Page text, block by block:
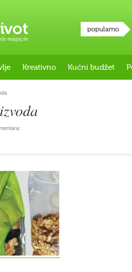
magazin
popularno
Kreativno Kućni budžet